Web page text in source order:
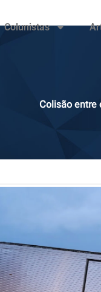
Colunistas
Colisão entre